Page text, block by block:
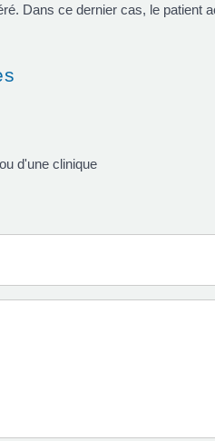
Dans ce dernier cas, le patient
d'une clinique